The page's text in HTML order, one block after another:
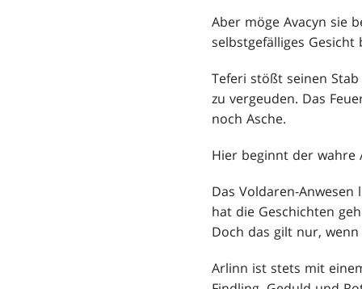
Aber möge Avacyn sie
selbstgefälliges
Teferi stößt seinen
zu vergeuden. Das
noch Asche.
Hier beginnt der wahre
Das Voldaren-
hat die Geschichten
Doch das gilt nur,
Arlinn ist stets mit